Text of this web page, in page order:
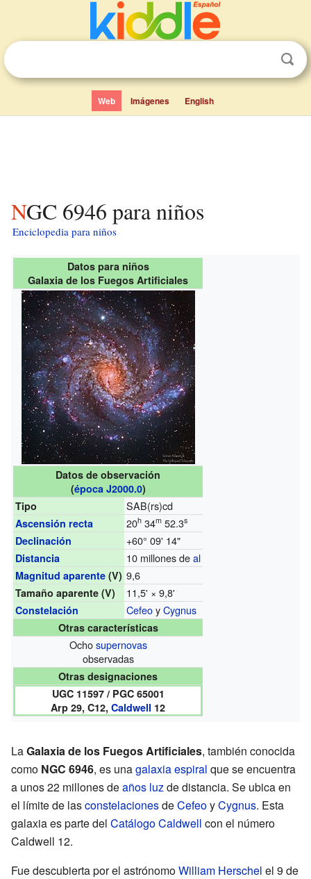
Web Imágenes English
NGC 6946 para niños
Enciclopedia para niños
Datos para niños
Galaxia de los Fuegos Artificiales
Datos de observación
(época J2000.0)
Tipo
SAB(rs)cd
Ascensión recta 20h 34m 52.3s
Declinación +60° 09' 14"
Distancia 10 millones deal
Magnitud aparente (V) 9,6
Tamaño aparente(V) 11,5' × 9,8'
Constelación CefeoyCygnus
Otras características
Ochosupernovas
observadas
Otras designaciones
UGC 11597 / PGC 65001
Arp 29, C12,Caldwell 12
LaGalaxia de los Fuegos Artificiales, también conocida
como NGC 6946, es unagalaxia espiral que se encuentra
a unos 22 millones deaños luzde distancia. Se ubica en
el límite de lasconstelacionesdeCefeoyCygnus. Esta
galaxia es parte del Catálogo Caldwell con el número
Caldwell 12.
Fue descubierta por el astrónomoWilliam Herschel el 9 de